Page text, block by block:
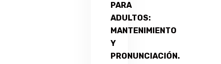
PARA
ADULTOS:
MANTENIMIENTO
Y
PRONUNCIACIÓN.